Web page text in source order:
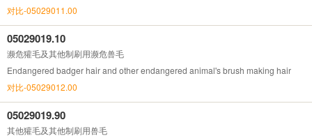
对比-05029011.00
05029019.10
濒危獾毛及其他制刷用濒危兽毛
Endangered badger hair and other endangered animal's brush making hair
对比-05029012.00
05029019.90
其他獾毛及其他制刷用兽毛